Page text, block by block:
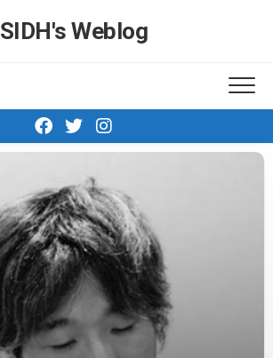
SIDH′s Weblog